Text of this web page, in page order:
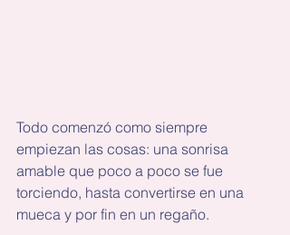
Todo comenzó como siempre
empiezan las cosas: una sonrisa
amable que poco a poco se fue
torciendo, hasta convertirse en una
mueca y por fin en un regaño.